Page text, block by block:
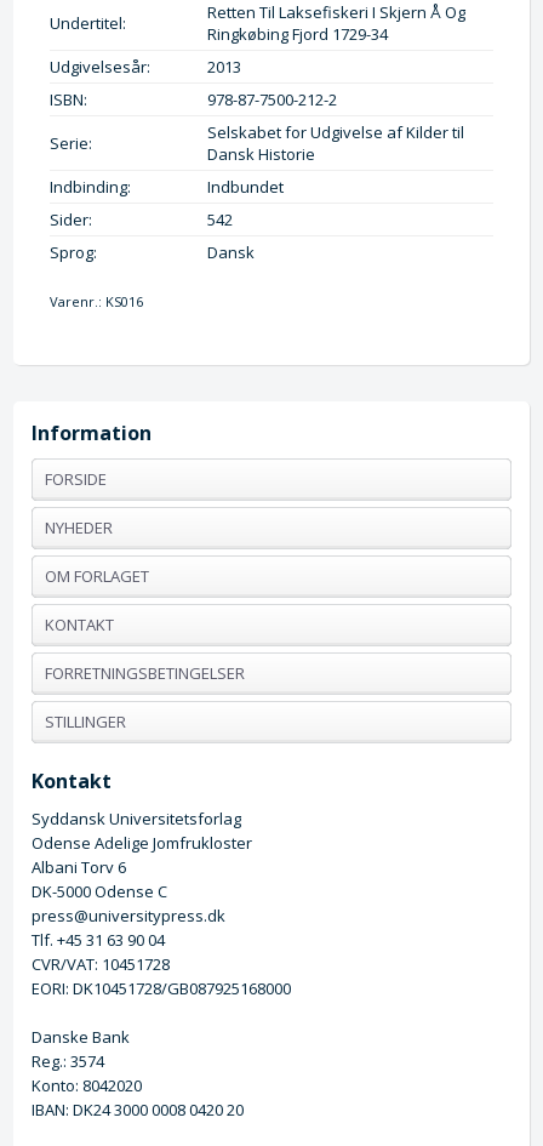
Undertitel:
Retten Til Laksefiskeri I Skjern Å Og
Ringkøbing Fjord 1729-34
Udgivelsesår:
2013
ISBN:
978-87-7500-212-2
Serie:
Selskabet for Udgivelse af Kilder til
Dansk Historie
Indbinding:
Indbundet
Sider:
542
Sprog:
Dansk
Varenr.: KS016
Information
FORSIDE
NYHEDER
OM FORLAGET
KONTAKT
FORRETNINGSBETINGELSER
STILLINGER
Kontakt
Syddansk Universitetsforlag
Odense Adelige Jomfrukloster
Albani Torv 6
DK-5000 Odense C
press@universitypress.dk
Tlf. +45 31 63 90 04
CVR/VAT: 10451728
EORI: DK10451728/GB087925168000
Danske Bank
Reg.: 3574
Konto: 8042020
IBAN: DK24 3000 0008 0420 20